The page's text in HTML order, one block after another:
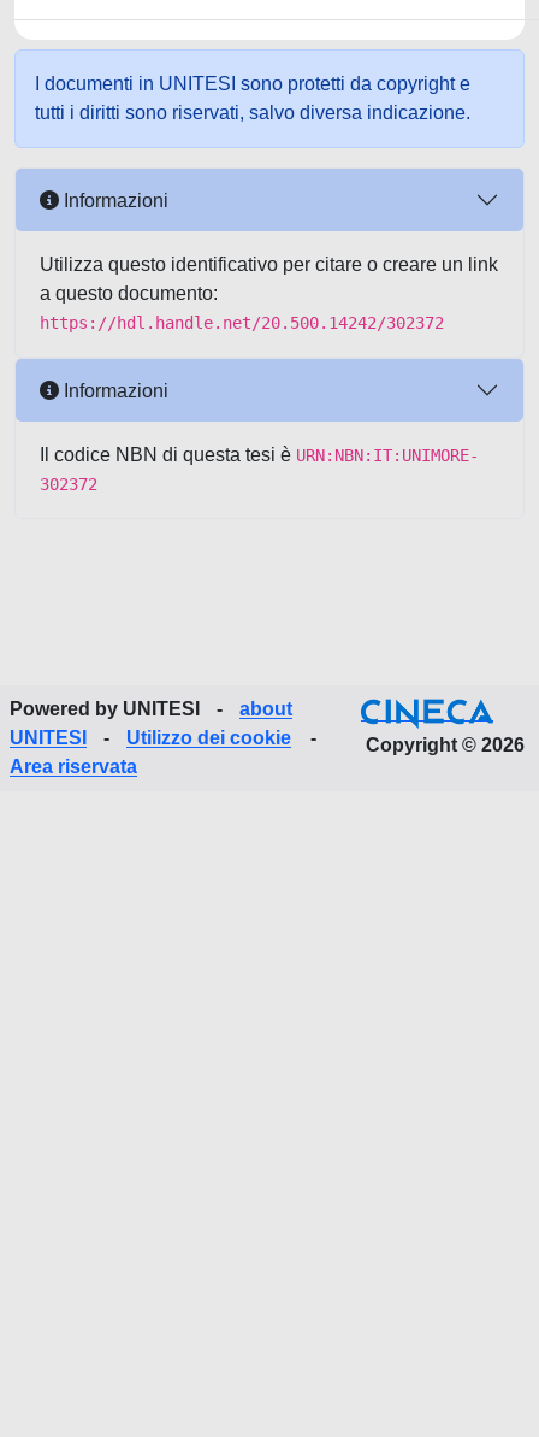
I documenti in UNITESI sono protetti da copyright e
tutti i diritti sono riservati, salvo diversa indicazione.
Informazioni
Utilizza questo identificativo per citare o creare un link
a questo documento:
https://hdl.handle.net/20.500.14242/302372
Informazioni
Il codice NBN di questa tesi è URN:NBN:IT:UNIMORE-
302372
Powered by UNITESI -
about
UNITESI
- Utilizzo dei cookie
-
Area riservata
Copyright © 2026